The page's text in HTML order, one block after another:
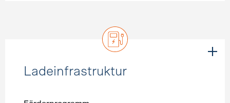
Ladeinfrastruktur